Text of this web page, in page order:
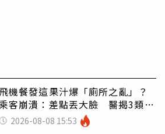
機餐發這果汁爆「廁所之亂」？
客崩潰：差點丟大臉 醫揭3類人
亂喝
2026-08-08 15:53